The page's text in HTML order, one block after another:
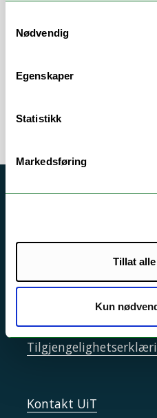
Nødvendig
Egenskaper
Statistikk
Markedsføring
Tillat
Kun
er for tiden
For ytterligere
kan du kikke under de
Akutt hjelp
Driftsmeldinger
Informasjonskapsler
Kontakt UiT